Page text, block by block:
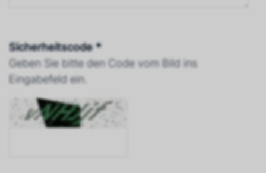
Sicherheitscode *
Geben Sie bitte den Code vom Bild ins
Eingabefeld ein.